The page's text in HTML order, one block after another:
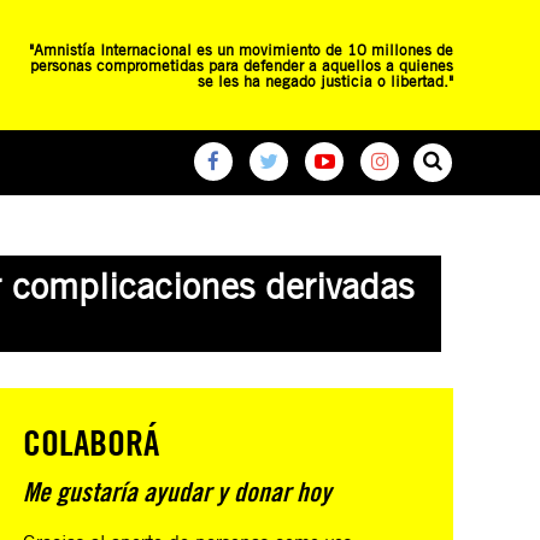
"Amnistía Internacional es un movimiento de 10 millones de
personas comprometidas para defender a aquellos a quienes
se les ha negado justicia o libertad."
derivadas
COLABORÁ
Me gustaría ayudar y donar hoy